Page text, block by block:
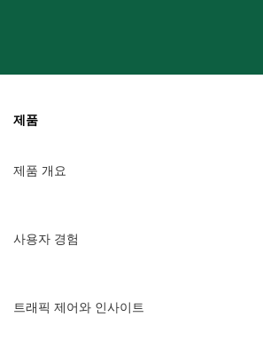
제품
제품 개요
사용자 경험
트래픽 제어와 인사이트